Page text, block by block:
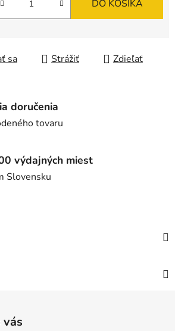
DO KOŠÍKA
sa Strážiť Zdieľať
doručenia
tovaru
výdajných miest
Slovensku